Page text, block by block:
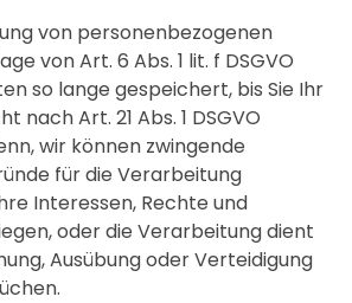
von personenbezogenen
von Art. 6 Abs. 1 lit. f DSGVO
so lange gespeichert, bis Sie Ihr
nach Art. 21 Abs. 1 DSGVO
wir können zwingende
für die Verarbeitung
Interessen, Rechte und
oder die Verarbeitung dient
Ausübung oder Verteidigung